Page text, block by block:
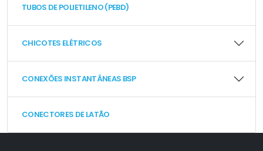
TUBOS DE POLIETILENO (PEBD)
CHICOTES ELÉTRICOS
CONEXÕES INSTANTÂNEAS BSP
CONECTORES DE LATÃO